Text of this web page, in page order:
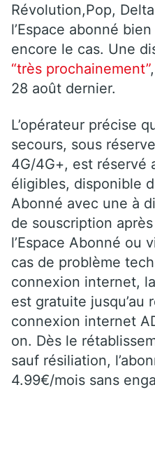
Révolution,Pop,
l’Espace abonné
encore le cas. Une
“très prochainement”
28 août dernier.
L’opérateur précise
secours, sous
4G/4G+, est réservé
éligibles, disponible
Abonné avec une à
de souscription
l’Espace Abonné ou
cas de problème
connexion internet,
est gratuite jusqu’au
connexion internet
on. Dès le
sauf résiliation,
4.99€/mois sans